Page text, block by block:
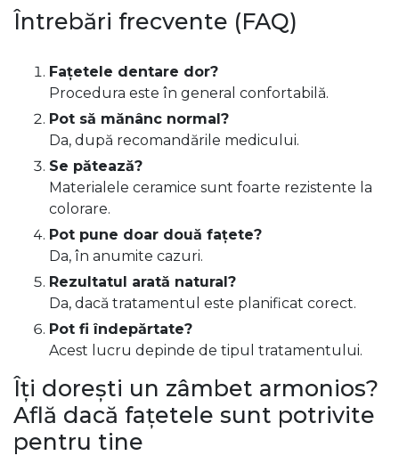
Întrebări frecvente (FAQ)
Fațetele dentare dor?
Procedura este în general confortabilă.
Pot să mănânc normal?
Da, după recomandările medicului.
Se pătează?
Materialele ceramice sunt foarte rezistente la
colorare.
Pot pune doar două fațete?
Da, în anumite cazuri.
Rezultatul arată natural?
Da, dacă tratamentul este planificat corect.
Pot fi îndepărtate?
Acest lucru depinde de tipul tratamentului.
Îți dorești un zâmbet armonios?
Află dacă fațetele sunt potrivite
pentru tine